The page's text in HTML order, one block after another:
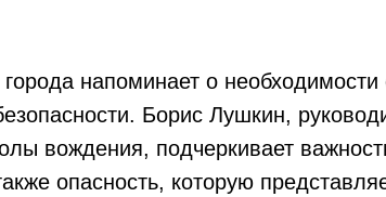
напоминает о
Борис Лушкин,
вождения, подчеркивает
опасность, которую